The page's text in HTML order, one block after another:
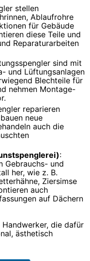
stellen
Ablaufrohre
für Gebäude
diese Teile und
Reparaturarbeiten
sind mit
und Lüftungsanlagen
Blechteile für
nehmen Montage-
reparieren
neue
auch die
:
Gebrauchs- und
her, wie z. B.
Ziersimse
auch
auf Dächern
die dafür
ästhetisch